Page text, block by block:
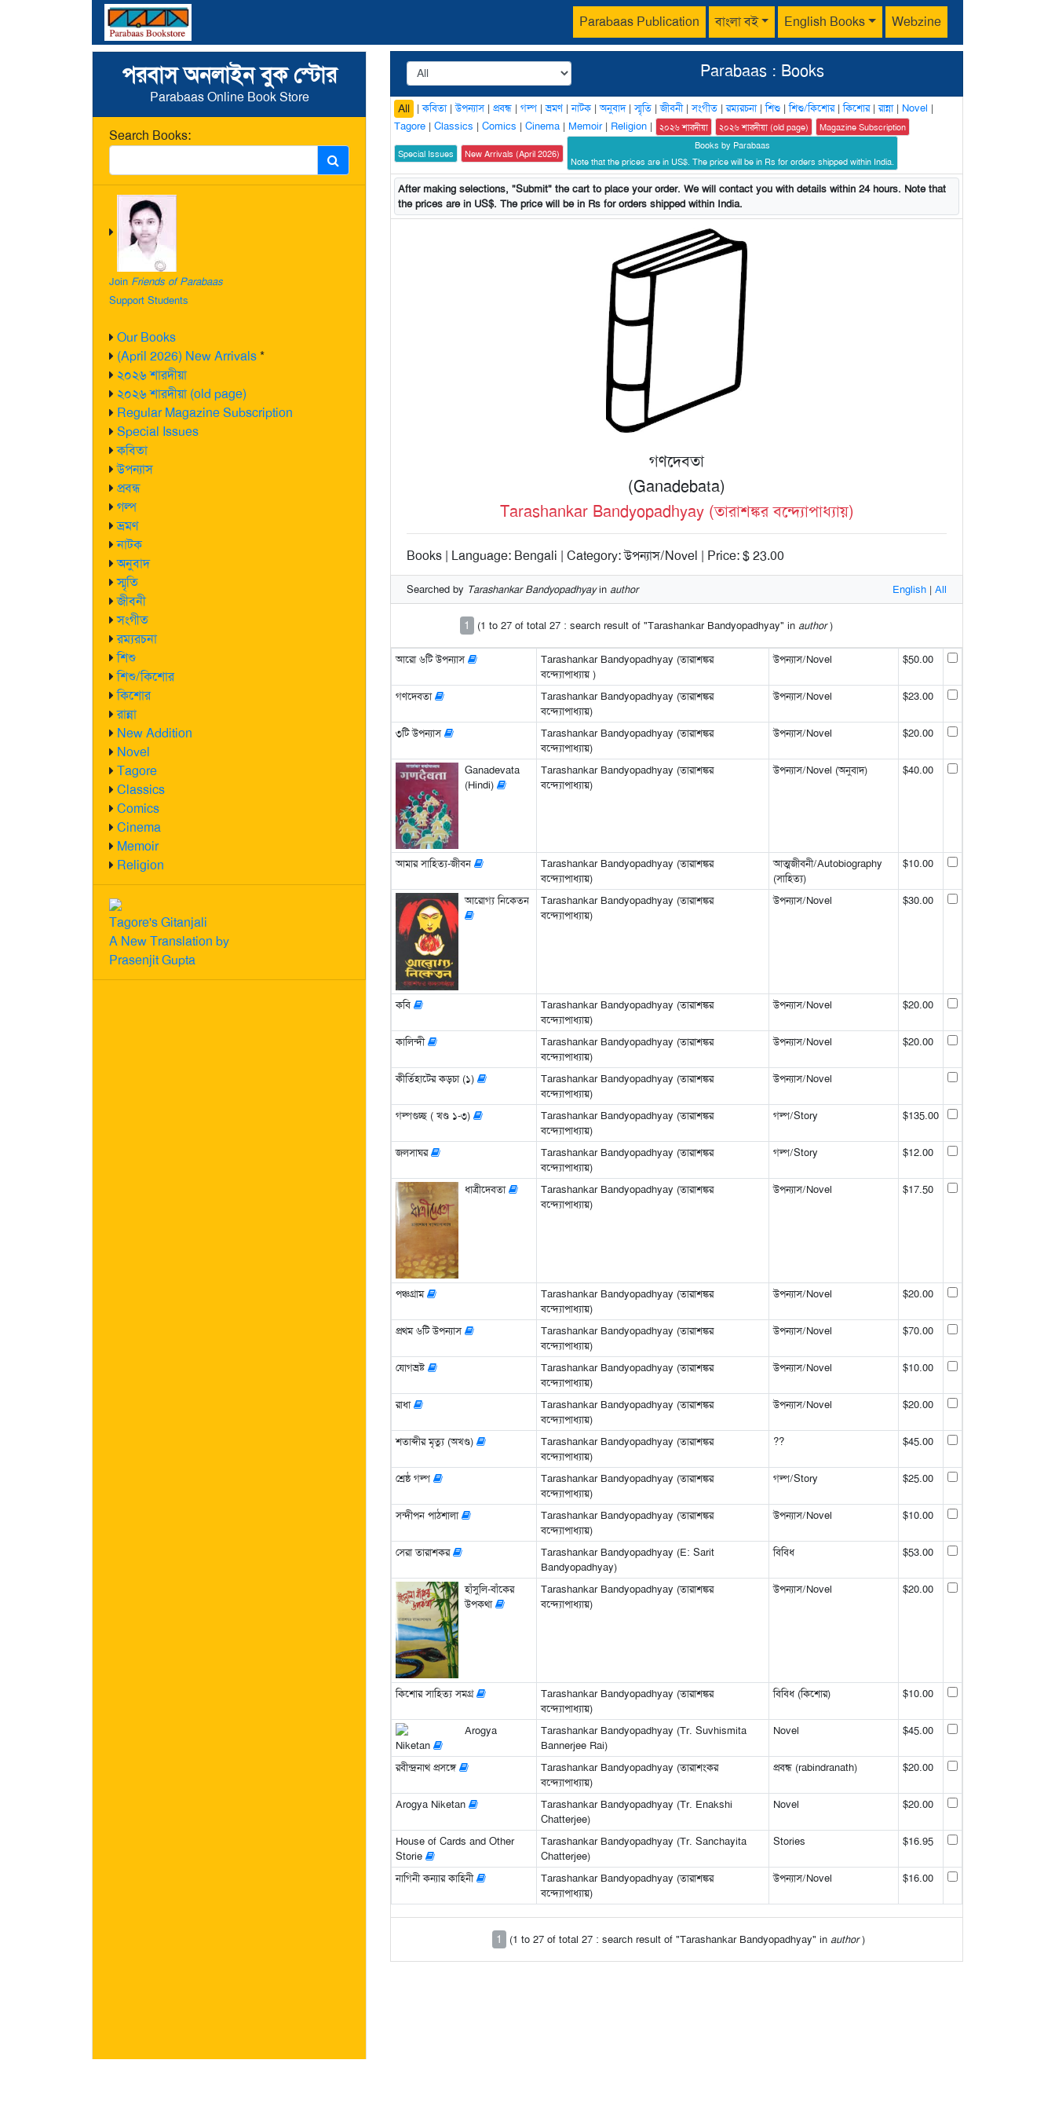
Parabaas Publication বাংলা বই English Books Webzine
পরবাস অনলাইন বুক স্টোর
Parabaas Online Book Store
Search Books:
Join Friends of Parabaas
Support Students
Our Books
(April 2026) New Arrivals*
২০২৬ শারদীয়া
২০২৬ শারদীয়া (old page)
Regular Magazine Subscription
Special Issues
কবিতা
উপন্যাস
প্রবন্ধ
গল্প
ভ্রমণ
নাটক
অনুবাদ
স্মৃতি
জীবনী
সংগীত
রম্যরচনা
শিশু
শিশু/কিশোর
কিশোর
রান্না
New Addition
Novel
Tagore
Classics
Comics
Cinema
Memoir
Religion
Tagore's Gitanjali
A New Translation by
Prasenjit Gupta
Parabaas : Books
All |কবিতা|উপন্যাস| প্রবন্ধ | গল্প |ভ্রমণ|নাটক |অনুবাদ|স্মৃতি |জীবনী|সংগীত |রম্যরচনা|শিশু |শিশু/কিশোর|কিশোর|রান্না| Novel |
Tagore | Classics | Comics | Cinema | Memoir| Religion | ২০২৬ শারদীয়া ২০২৬ শারদীয়া (old page) Magazine Subscription
Special Issues New Arrivals (April 2026)
Books by Parabaas
Note that the prices are in US$. The price will be in Rs for orders shipped within India.
After making selections, "Submit" the cart to place your order. We will contact you with details within 24 hours. Note that
the prices are in US$. The price will be in Rs for orders shipped within India.
গণদেবতা
(Ganadebata)
Tarashankar Bandyopadhyay (তারাশঙ্কর বন্দ্যোপাধ্যায়)
Books | Language: Bengali | Category: উপন্যাস/Novel | Price: $ 23.00
Searched by Tarashankar Bandyopadhyayin author English | All
1 (1 to 27 of total 27 : search result of "Tarashankar Bandyopadhyay" in author)
আরো ৬টি উপন্যাস
Tarashankar Bandyopadhyay (তারাশঙ্কর
বন্দ্যোপাধ্যায় )
উপন্যাস/Novel $50.00
গণদেবতা
Tarashankar Bandyopadhyay (তারাশঙ্কর
বন্দ্যোপাধ্যায়)
উপন্যাস/Novel $23.00
৩টি উপন্যাস
Tarashankar Bandyopadhyay (তারাশঙ্কর
বন্দ্যোপাধ্যায়)
উপন্যাস/Novel $20.00
Ganadevata
(Hindi)
Tarashankar Bandyopadhyay (তারাশঙ্কর
বন্দ্যোপাধ্যায়)
উপন্যাস/Novel (অনুবাদ) $40.00
আমার সাহিত্য-জীবন
Tarashankar Bandyopadhyay (তারাশঙ্কর
বন্দ্যোপাধ্যায়)
আত্মজীবনী/Autobiography
(সাহিত্য)
$10.00
আরোগ্য নিকেতন
Tarashankar Bandyopadhyay (তারাশঙ্কর
বন্দ্যোপাধ্যায়)
উপন্যাস/Novel $30.00
কবি
Tarashankar Bandyopadhyay (তারাশঙ্কর
বন্দ্যোপাধ্যায়)
উপন্যাস/Novel $20.00
কালিন্দী
Tarashankar Bandyopadhyay (তারাশঙ্কর
বন্দ্যোপাধ্যায়)
উপন্যাস/Novel $20.00
কীর্তিহাটের কড়চা (১)
Tarashankar Bandyopadhyay (তারাশঙ্কর
বন্দ্যোপাধ্যায়)
উপন্যাস/Novel
গল্পগুচ্ছ ( খণ্ড ১-৩)
Tarashankar Bandyopadhyay (তারাশঙ্কর
বন্দ্যোপাধ্যায়)
গল্প/Story $135.00
জলসাঘর
Tarashankar Bandyopadhyay (তারাশঙ্কর
বন্দ্যোপাধ্যায়)
গল্প/Story $12.00
ধাত্রীদেবতা
Tarashankar Bandyopadhyay (তারাশঙ্কর
বন্দ্যোপাধ্যায়)
উপন্যাস/Novel $17.50
পঞ্চগ্রাম
Tarashankar Bandyopadhyay (তারাশঙ্কর
বন্দ্যোপাধ্যায়)
উপন্যাস/Novel $20.00
প্রথম ৬টি উপন্যাস
Tarashankar Bandyopadhyay (তারাশঙ্কর
বন্দ্যোপাধ্যায়)
উপন্যাস/Novel $70.00
যোগভ্রষ্ট
Tarashankar Bandyopadhyay (তারাশঙ্কর
বন্দ্যোপাধ্যায়)
উপন্যাস/Novel $10.00
রাধা
Tarashankar Bandyopadhyay (তারাশঙ্কর
বন্দ্যোপাধ্যায়)
উপন্যাস/Novel $20.00
শতাব্দীর মৃত্যু (অখণ্ড)
Tarashankar Bandyopadhyay (তারাশঙ্কর
বন্দ্যোপাধ্যায়)
?? $45.00
শ্রেষ্ঠ গল্প
Tarashankar Bandyopadhyay (তারাশঙ্কর
বন্দ্যোপাধ্যায়)
গল্প/Story $25.00
সন্দীপন পাঠশালা
Tarashankar Bandyopadhyay (তারাশঙ্কর
বন্দ্যোপাধ্যায়)
উপন্যাস/Novel $10.00
সেরা তারাশকর
Tarashankar Bandyopadhyay (E: Sarit
Bandyopadhyay)
বিবিধ $53.00
হাঁসুলি-বাঁকের
উপকথা
Tarashankar Bandyopadhyay (তারাশঙ্কর
বন্দ্যোপাধ্যায়)
উপন্যাস/Novel $20.00
কিশোর সাহিত্য সমগ্র
Tarashankar Bandyopadhyay (তারাশঙ্কর
বন্দ্যোপাধ্যায়)
বিবিধ (কিশোর) $10.00
Arogya
Niketan
Tarashankar Bandyopadhyay (Tr. Suvhismita
Bannerjee Rai)
Novel $45.00
রবীন্দ্রনাথ প্রসঙ্গে
Tarashankar Bandyopadhyay (তারাশংকর
বন্দ্যোপাধ্যায়)
প্রবন্ধ (rabindranath) $20.00
Arogya Niketan
Tarashankar Bandyopadhyay (Tr. Enakshi
Chatterjee)
Novel $20.00
House of Cards and Other
Storie
Tarashankar Bandyopadhyay (Tr. Sanchayita
Chatterjee)
Stories $16.95
নাগিনী কন্যার কাহিনী
Tarashankar Bandyopadhyay (তারাশঙ্কর
বন্দ্যোপাধ্যায়)
উপন্যাস/Novel $16.00
1 (1 to 27 of total 27 : search result of "Tarashankar Bandyopadhyay" in author)